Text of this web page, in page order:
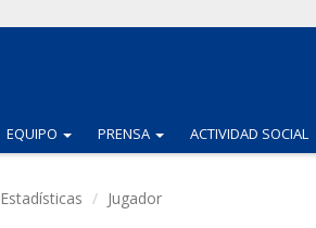
EQUIPO (CURRENT)
PRENSA (CURRENT)
ACTIVIDAD SOCIAL
Estadísticas Jugador